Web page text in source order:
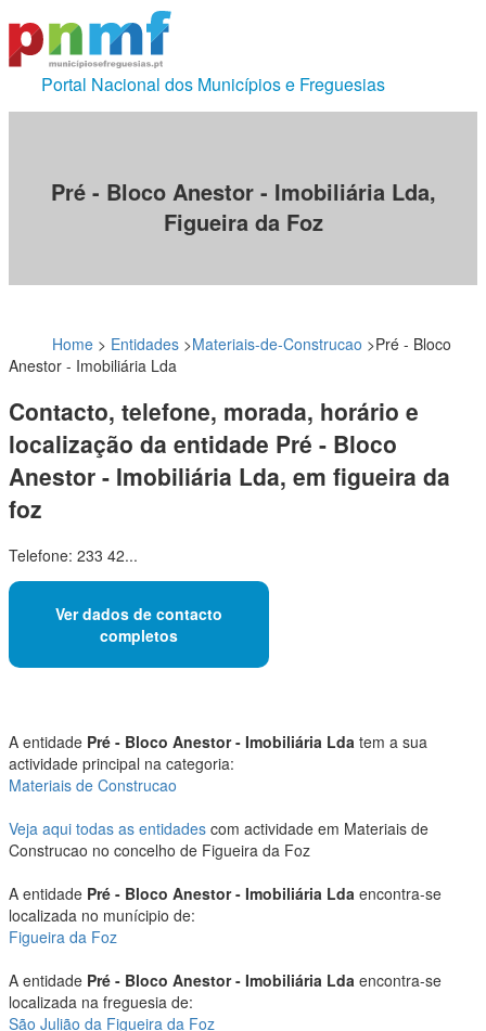
Portal Nacional dos Municípios e Freguesias
Pré - Bloco Anestor - Imobiliária Lda,
Figueira da Foz
Home > Entidades >Materiais-de-Construcao >Pré - Bloco
Anestor - Imobiliária Lda
Contacto, telefone, morada, horário e
localização da entidade Pré - Bloco
Anestor - Imobiliária Lda, em figueira da
foz
Telefone: 233 42...
Ver dados de contacto
completos
A entidade Pré - Bloco Anestor - Imobiliária Lda tem a sua
actividade principal na categoria:
Materiais de Construcao
Veja aqui todas as entidades com actividade em Materiais de
Construcao no concelho de Figueira da Foz
A entidade Pré - Bloco Anestor - Imobiliária Lda encontra-se
localizada no munícipio de:
Figueira da Foz
A entidade Pré - Bloco Anestor - Imobiliária Lda encontra-se
localizada na freguesia de:
São Julião da Figueira da Foz